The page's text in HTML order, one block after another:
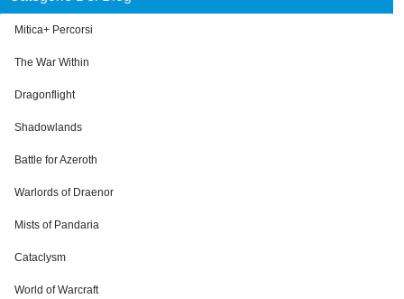
Mitica+ Percorsi
The War Within
Dragonflight
Shadowlands
Battle for Azeroth
Warlords of Draenor
Mists of Pandaria
Cataclysm
World of Warcraft